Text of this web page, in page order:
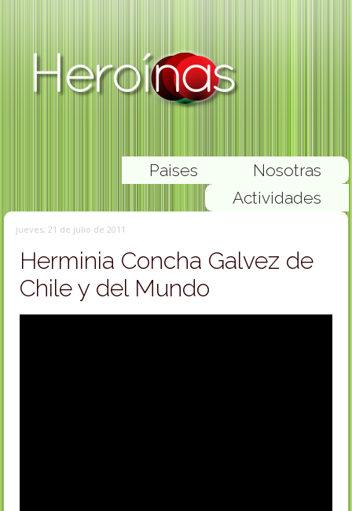
Nosotras
Paises
Actividades
jueves, 21 de julio de 2011
Herminia Concha Galvez de
Chile y del Mundo